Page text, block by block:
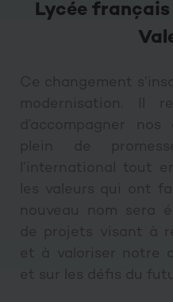
Lycée
d’accompagner
plein de
l’international tout
les valeurs qui ont
nouveau nom sera
de projets visant à
et à valoriser notre
et sur les défis du